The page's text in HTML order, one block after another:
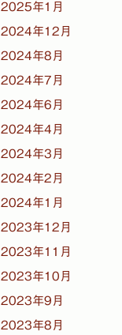
2025年1月
2024年12月
2024年8月
2024年7月
2024年6月
2024年4月
2024年3月
2024年2月
2024年1月
2023年12月
2023年11月
2023年10月
2023年9月
2023年8月